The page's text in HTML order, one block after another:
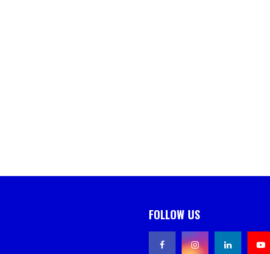
FOLLOW US